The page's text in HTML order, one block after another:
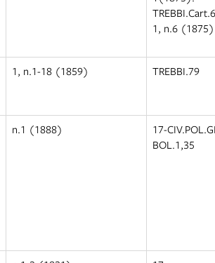
1, n.6 (1875)
1, n.1-18 (1859) TREBBI.79
n.1 (1888)
17-
BOL.1,35